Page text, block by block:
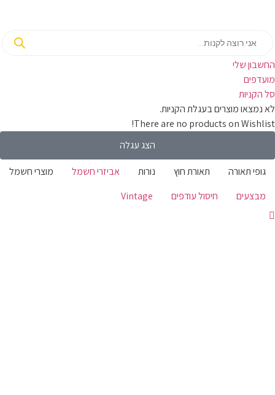
החשבון שלי‬
‫מועדפים‬‬
סל הקניות
לא נמצאו מוצרים בעגלת הקניות.
There are no products on Wishlist!
הצג עגלה
גופי תאורה תאורת חוץ נורות אביזרי חשמל
מוצרי חשמל
מבצעים
חיסול עודפים Vintage